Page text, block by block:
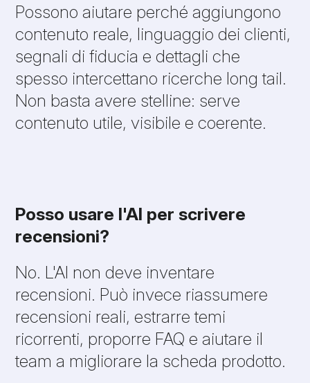
Possono aiutare perché aggiungono
contenuto reale, linguaggio dei clienti,
segnali di fiducia e dettagli che
spesso intercettano ricerche long tail.
Non basta avere stelline: serve
contenuto utile, visibile e coerente.
Posso usare l'AI per scrivere
recensioni?
No. L'AI non deve inventare
recensioni. Può invece riassumere
recensioni reali, estrarre temi
ricorrenti, proporre FAQ e aiutare il
team a migliorare la scheda prodotto.